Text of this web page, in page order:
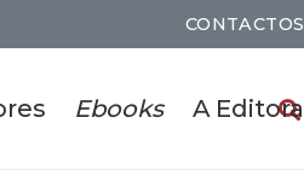
CONTACTOS
Ebooks A Editora